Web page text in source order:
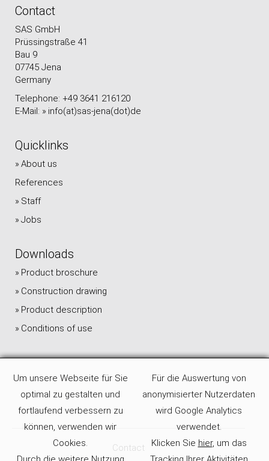
Contact
SAS GmbH
Prüssingstraße 41
Bau 9
07745 Jena
Germany
Telephone: +49 3641 216120
E-Mail:
info(at)sas-jena(dot)de
Quicklinks
About us
References
Staff
Jobs
Downloads
Product broschure
Construction drawing
Product description
Conditions of use
Contact
Um unsere Webseite für Sie
optimal zu gestalten und
fortlaufend verbessern zu
können, verwenden wir
Cookies.
Für die Auswertung von
anonymisierter Nutzerdaten
wird Google Analytics
verwendet.
Klicken Sie hier, um das